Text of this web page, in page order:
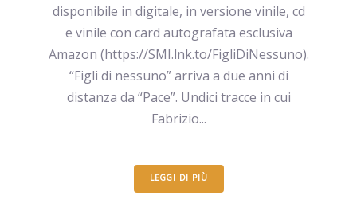
disponibile in digitale, in versione vinile, cd
e vinile con card autografata esclusiva
Amazon (https://SMI.lnk.to/FigliDiNessuno).
“Figli di nessuno” arriva a due anni di
distanza da “Pace”. Undici tracce in cui
Fabrizio...
LEGGI DI PIÙ